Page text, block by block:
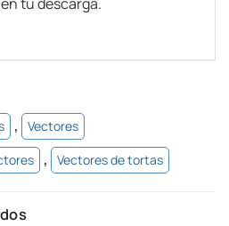
, Vectores
, Vectores de tortas